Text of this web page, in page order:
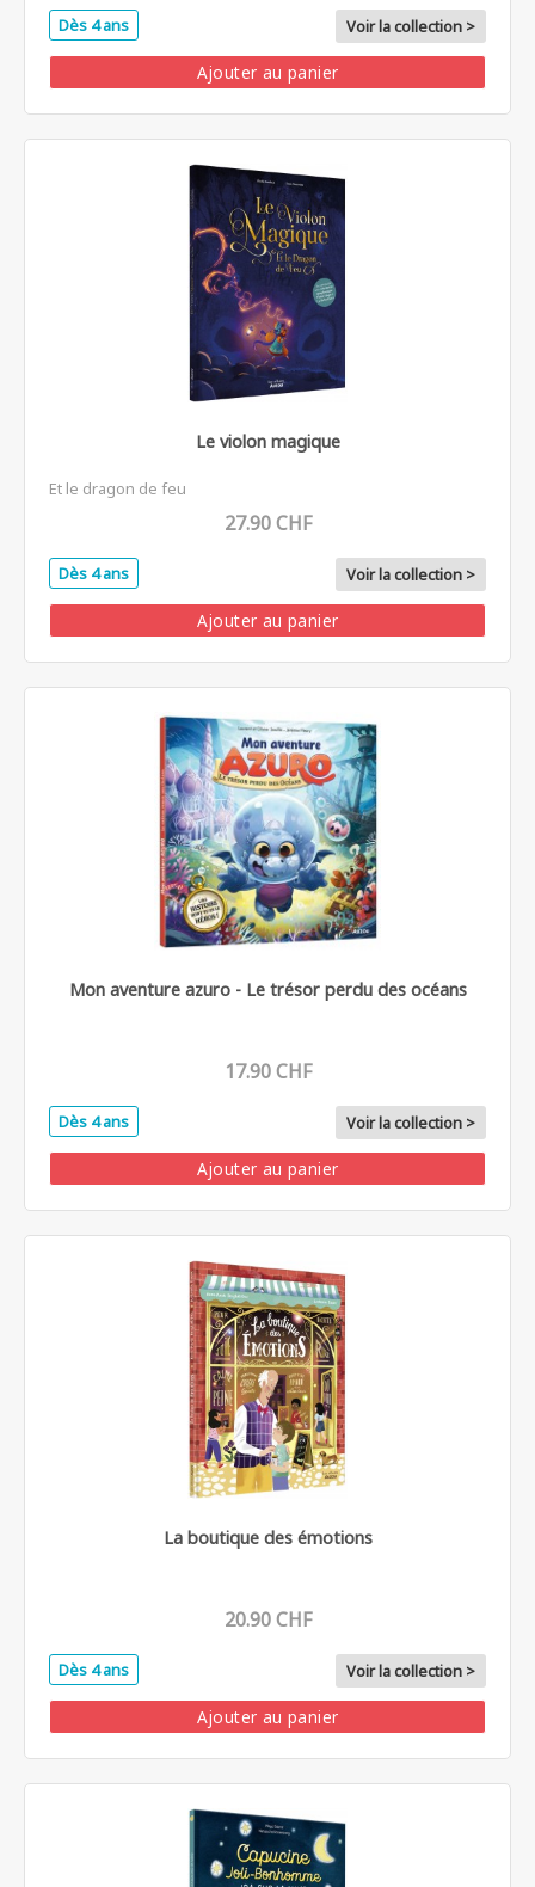
Dès 4 ans Voir la collection >
Ajouter au panier
Le violon magique
Et le dragon de feu
27.90 CHF
Dès 4 ans Voir la collection >
Ajouter au panier
Mon aventure azuro - Le trésor perdu des océans
17.90 CHF
Dès 4 ans Voir la collection >
Ajouter au panier
La boutique des émotions
20.90 CHF
Dès 4 ans Voir la collection >
Ajouter au panier